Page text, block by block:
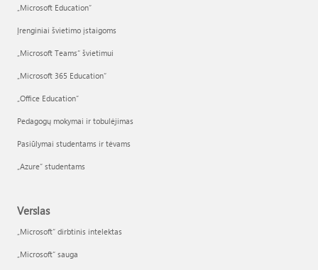
„Microsoft Education“
Įrenginiai švietimo įstaigoms
„Microsoft Teams“ švietimui
„Microsoft 365 Education“
„Office Education“
Pedagogų mokymai ir tobulėjimas
Pasiūlymai studentams ir tėvams
„Azure“ studentams
Verslas
„Microsoft“ dirbtinis intelektas
„Microsoft“ sauga